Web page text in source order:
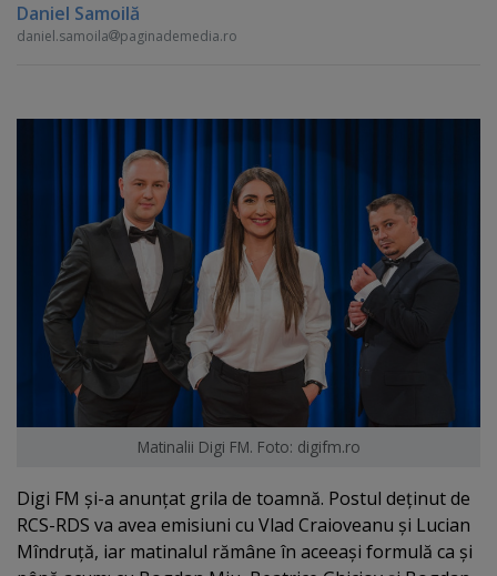
Daniel Samoilă
daniel.samoila paginademedia.ro
Matinalii Digi FM. Foto: digifm.ro
Digi FM şi-a anunţat grila de toamnă. Postul deţinut de
RCS-RDS va avea emisiuni cu Vlad Craioveanu şi Lucian
Mîndruţă, iar matinalul rămâne în aceeaşi formulă ca şi